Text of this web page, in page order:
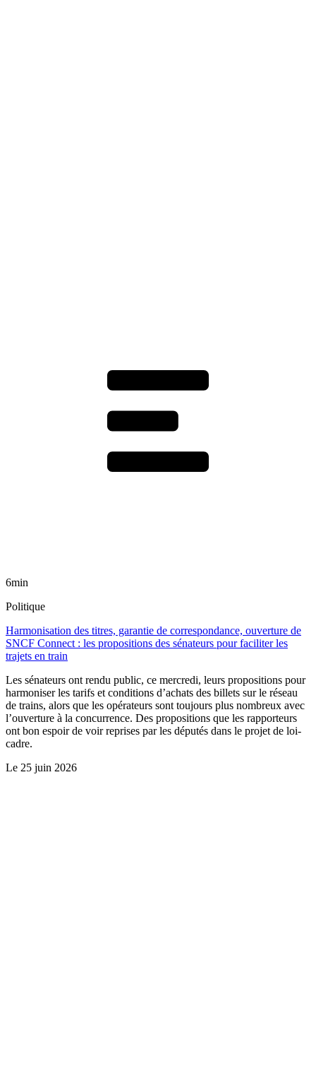
6min
Politique
Harmonisation des titres, garantie de correspondance, ouverture de
SNCF Connect : les propositions des sénateurs pour faciliter les
trajets en train
Les sénateurs ont rendu public, ce mercredi, leurs propositions pour
harmoniser les tarifs et conditions d’achats des billets sur le réseau
de trains, alors que les opérateurs sont toujours plus nombreux avec
l’ouverture à la concurrence. Des propositions que les rapporteurs
ont bon espoir de voir reprises par les députés dans le projet de loi-
cadre.
Le 25 juin 2026